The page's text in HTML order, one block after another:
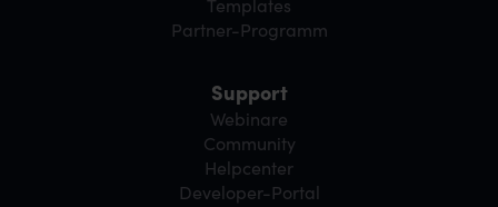
Partner-Programm
Support
Webinare
Community
Helpcenter
Developer-Portal